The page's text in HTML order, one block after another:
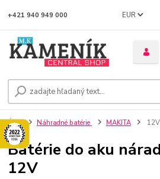
EUR
+421 940 949 000
Úvod Náhradné batérie MAKITA 12V
Batérie do aku
12V